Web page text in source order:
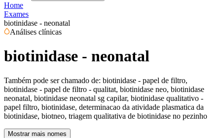
Home
Exames
biotinidase - neonatal
Análises clínicas
biotinidase - neonatal
Também pode ser chamado de: biotinidase - papel de filtro,
biotinidase - papel de filtro - qualitat, biotinidase neo, biotinidase
neonatal, biotinidase neonatal sg capilar, biotinidase qualitativo -
papel filtro, biotinidase, determinacao da atividade plasmatica da
biotinidase, biotneo, triagem qualitativa de biotinidase no pezinho
Mostrar mais nomes